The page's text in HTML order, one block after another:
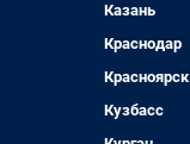
Казань
Краснодар
Красноярск
Кузбасс